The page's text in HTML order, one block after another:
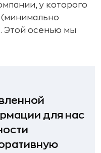
у которого
(минимально
Этой осенью мы
для нас